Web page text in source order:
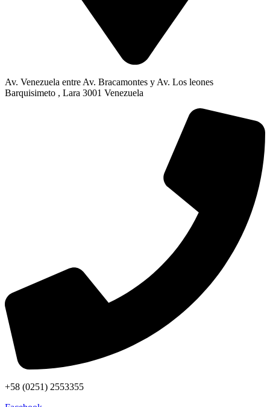
Av. Venezuela entre Av. Bracamontes y Av. Los leones
Barquisimeto , Lara 3001 Venezuela
+58 (0251) 2553355